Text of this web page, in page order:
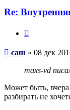
Re:
Сообщение
саш » 08 дек
maxs-vd
Может быть,
разбирать не